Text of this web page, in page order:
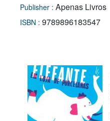
Publisher : Apenas Livros
ISBN : 9789896183547